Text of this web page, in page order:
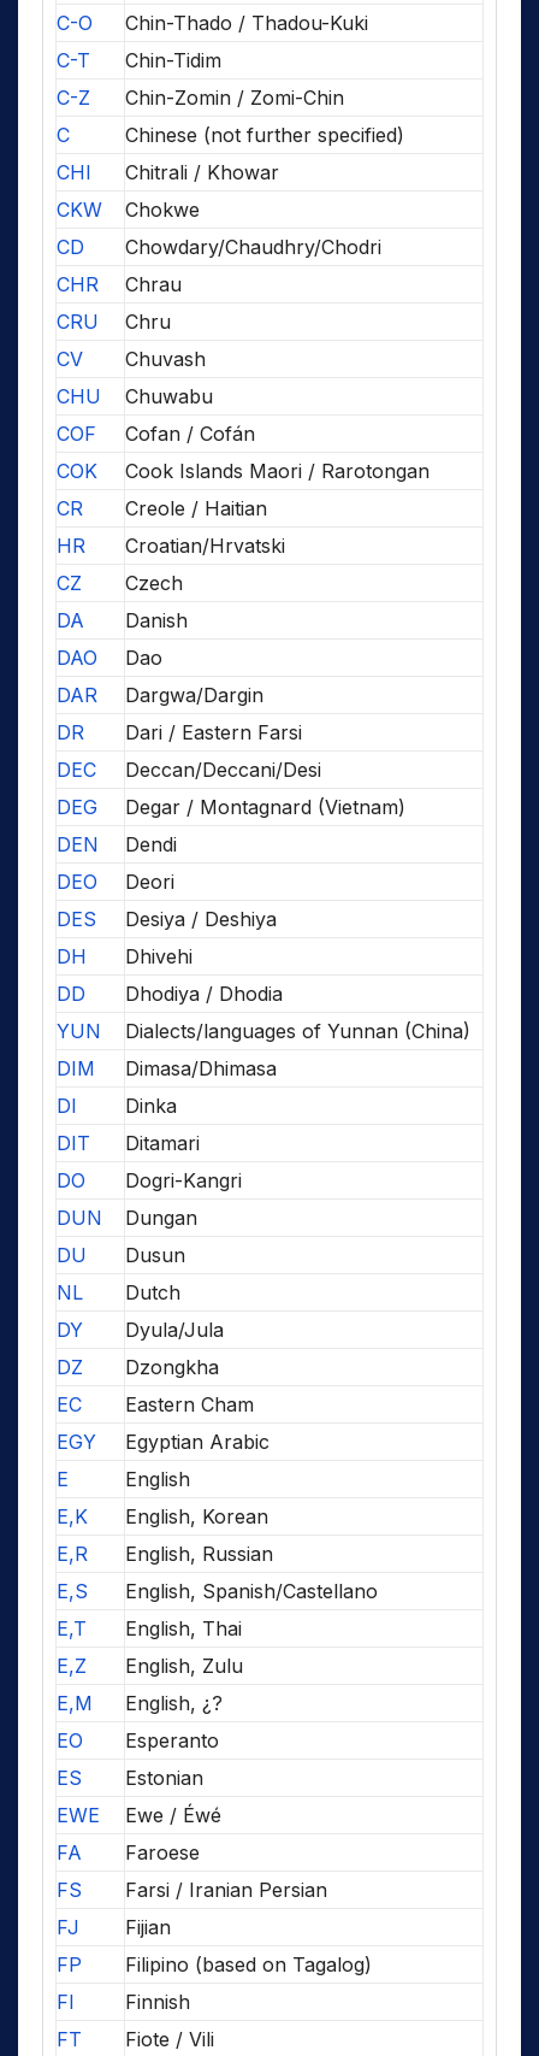
C-O
Chin-Thado / Thadou-Kuki
C-T
Chin-Tidim
C-Z
Chin-Zomin / Zomi-Chin
C
Chinese (not further specified)
CHI
Chitrali / Khowar
CKW
Chokwe
CD
Chowdary/Chaudhry/Chodri
CHR
Chrau
CRU
Chru
CV
Chuvash
CHU
Chuwabu
COF
Cofan / Cofán
COK
Cook Islands Maori / Rarotongan
CR
Creole / Haitian
HR
Croatian/Hrvatski
CZ
Czech
DA
Danish
DAO
Dao
DAR
Dargwa/Dargin
DR
Dari / Eastern Farsi
DEC
Deccan/Deccani/Desi
DEG
Degar / Montagnard (Vietnam)
DEN
Dendi
DEO
Deori
DES
Desiya / Deshiya
DH
Dhivehi
DD
Dhodiya / Dhodia
YUN
Dialects/languages of Yunnan (China)
DIM
Dimasa/Dhimasa
DI
Dinka
DIT
Ditamari
DO
Dogri-Kangri
DUN
Dungan
DU
Dusun
NL
Dutch
DY
Dyula/Jula
DZ
Dzongkha
EC
Eastern Cham
EGY
Egyptian Arabic
E
English
E,K
English, Korean
E,R
English, Russian
E,S
English, Spanish/Castellano
E,T
English, Thai
E,Z
English, Zulu
E,M
English, ¿?
EO
Esperanto
ES
Estonian
EWE
Ewe / Éwé
FA
Faroese
FS
Farsi / Iranian Persian
FJ
Fijian
FP
Filipino (based on Tagalog)
FI
Finnish
FT
Fiote / Vili